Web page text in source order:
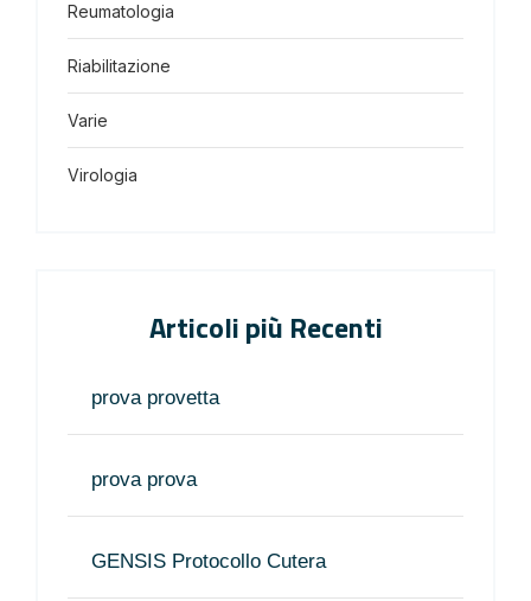
Reumatologia
Riabilitazione
Varie
Virologia
Articoli più Recenti
prova provetta
prova prova
GENSIS Protocollo Cutera